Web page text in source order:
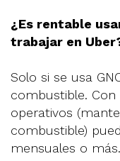
¿Es rentable
trabajar en
Solo si se usa
combustible.
operativos
combustible)
mensuales o